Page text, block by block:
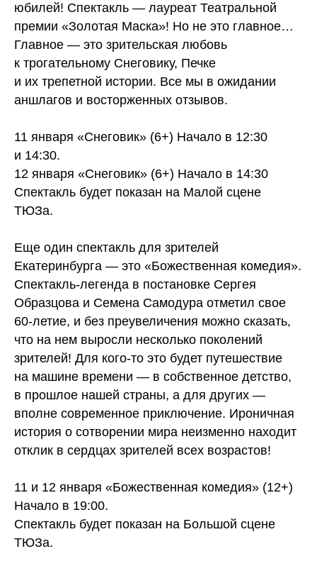
юбилей! Спектакль — лауреат Театральной
премии «Золотая Маска»! Но не это главное…
Главное — это зрительская любовь
к трогательному Снеговику, Печке
и их трепетной истории. Все мы в ожидании
аншлагов и восторженных отзывов.
11 января «Снеговик» (6+) Начало в 12:30
и 14:30.
12 января «Снеговик» (6+) Начало в 14:30
Спектакль будет показан на Малой сцене
ТЮЗа.
Еще один спектакль для зрителей
Екатеринбурга — это «Божественная комедия».
Спектакль-легенда в постановке Сергея
Образцова и Семена Самодура отметил свое
60-летие, и без преувеличения можно сказать,
что на нем выросли несколько поколений
зрителей! Для кого-то это будет путешествие
на машине времени — в собственное детство,
в прошлое нашей страны, а для других —
вполне современное приключение. Ироничная
история о сотворении мира неизменно находит
отклик в сердцах зрителей всех возрастов!
11 и 12 января «Божественная комедия» (12+)
Начало в 19:00.
Спектакль будет показан на Большой сцене
ТЮЗа.